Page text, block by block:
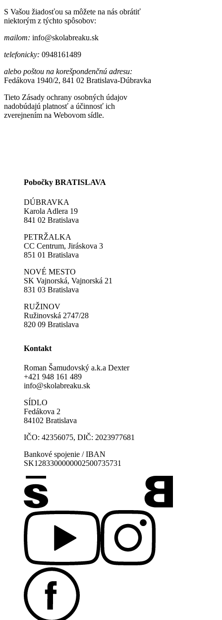
S Vašou žiadosťou sa môžete na nás obrátiť
niektorým z týchto spôsobov:
mailom: info@skolabreaku.sk
telefonicky: 0948161489
alebo poštou na korešpondenčnú adresu:
Fedákova 1940/2, 841 02 Bratislava-Dúbravka
Tieto Zásady ochrany osobných údajov
nadobúdajú platnosť a účinnosť ich
zverejnením na Webovom sídle.
Pobočky BRATISLAVA
DÚBRAVKA
Karola Adlera 19
841 02 Bratislava
PETRŽALKA
CC Centrum, Jiráskova 3
851 01 Bratislava
NOVÉ MESTO
SK Vajnorská, Vajnorská 21
831 03 Bratislava
RUŽINOV
Ružinovská 2747/28
820 09 Bratislava
Kontakt
Roman Šamudovský a.k.a Dexter
+421 948 161 489
info@skolabreaku.sk
SÍDLO
Fedákova 2
84102 Bratislava
IČO: 42356075, DIČ: 2023977681
Bankové spojenie / IBAN
SK1283300000002500735731